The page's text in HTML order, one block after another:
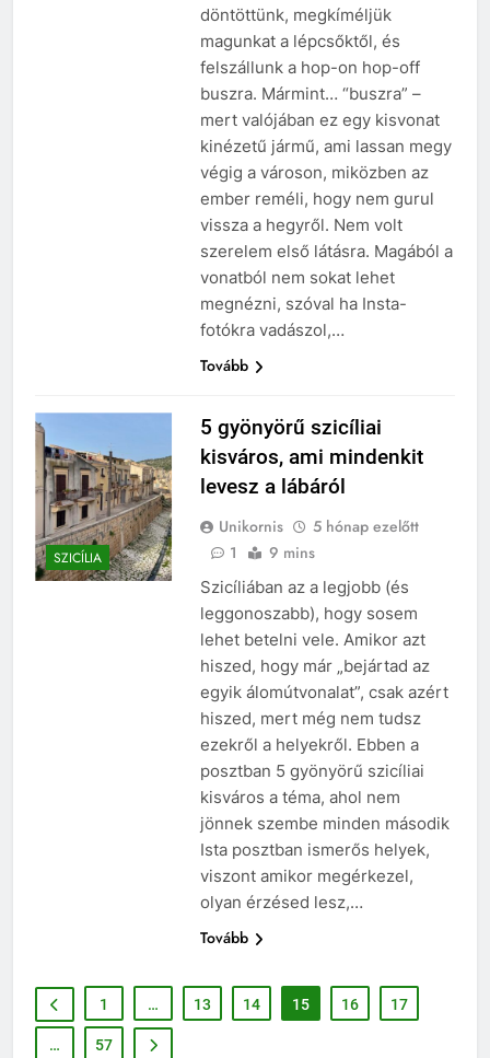
döntöttünk, megkíméljük
magunkat a lépcsőktől, és
felszállunk a hop-on hop-off
buszra. Mármint… “buszra” –
mert valójában ez egy kisvonat
kinézetű jármű, ami lassan megy
végig a városon, miközben az
ember reméli, hogy nem gurul
vissza a hegyről. Nem volt
szerelem első látásra. Magából a
vonatból nem sokat lehet
megnézni, szóval ha Insta-
fotókra vadászol,…
Tovább
SZICÍLIA
5 gyönyörű szicíliai
kisváros, ami mindenkit
levesz a lábáról
Unikornis
5 hónap ezelőtt
1
9 mins
Szicíliában az a legjobb (és
leggonoszabb), hogy sosem
lehet betelni vele. Amikor azt
hiszed, hogy már „bejártad az
egyik álomútvonalat”, csak azért
hiszed, mert még nem tudsz
ezekről a helyekről. Ebben a
posztban 5 gyönyörű szicíliai
kisváros a téma, ahol nem
jönnek szembe minden második
Ista posztban ismerős helyek,
viszont amikor megérkezel,
olyan érzésed lesz,…
Tovább
1 … 13 14 15 16 17
… 57